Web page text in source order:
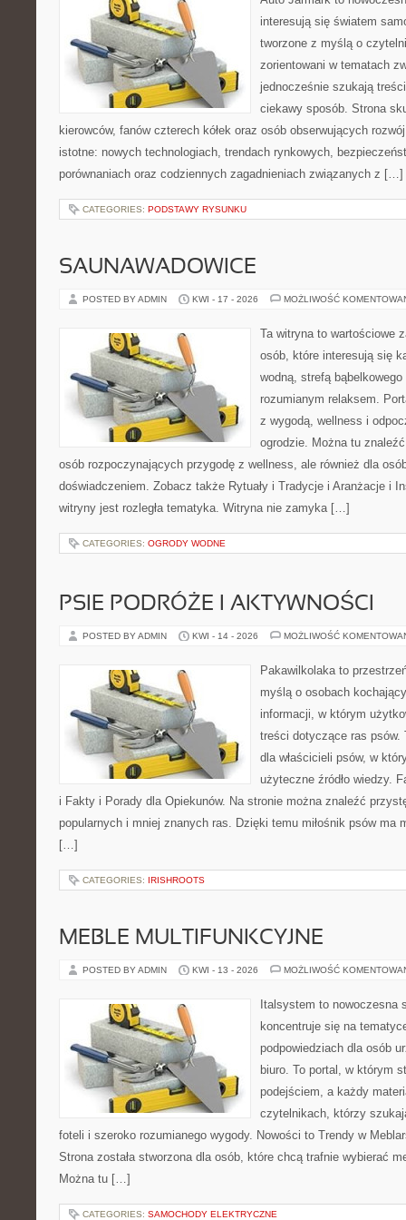
interesują się światem
tworzone z myślą o
zorientowani w tematach
jednocześnie szukają
ciekawy sposób. Strona
kierowców, fanów czterech kółek oraz osób obserwujących
istotne: nowych technologiach, trendach rynkowych,
porównaniach oraz codziennych zagadnieniach związanych z […]
CATEGORIES: PODSTAWY RYSUNKU
SAUNAWADOWICE
POSTED BY ADMIN KWI - 17 - 2026 MOŻLIWOŚĆ
Ta witryna to wartościowe
osób, które interesują się
wodną, strefą
rozumianym relaksem.
z wygodą, wellness i
ogrodzie. Można tu
osób rozpoczynających przygodę z wellness, ale również dla
doświadczeniem. Zobacz także Rytuały i Tradycje i Aranżacje i
witryny jest rozległa tematyka. Witryna nie zamyka […]
CATEGORIES: OGRODY WODNE
PSIE PODRÓŻE I AKTYWNOŚCI
POSTED BY ADMIN KWI - 14 - 2026 MOŻLIWOŚĆ
Pakawilkolaka to
myślą o osobach
informacji, w którym
treści dotyczące ras psów.
dla właścicieli psów, w
użyteczne źródło wiedzy.
i Fakty i Porady dla Opiekunów. Na stronie można znaleźć
popularnych i mniej znanych ras. Dzięki temu miłośnik psów ma
[…]
CATEGORIES: IRISHROOTS
MEBLE MULTIFUNKCYJNE
POSTED BY ADMIN KWI - 13 - 2026 MOŻLIWOŚĆ
Italsystem to nowoczesna
koncentruje się na
podpowiedziach dla osób
biuro. To portal, w którym
podejściem, a każdy
czytelnikach, którzy
foteli i szeroko rozumianego wygody. Nowości to Trendy w
Strona została stworzona dla osób, które chcą trafnie wybierać
Można tu […]
CATEGORIES: SAMOCHODY ELEKTRYCZNE